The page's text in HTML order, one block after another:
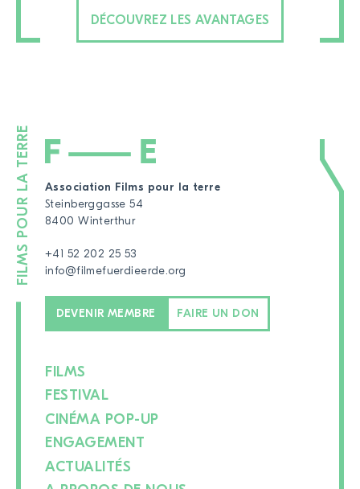
DÉCOUVREZ LES AVANTAGES
Association Films pour la terre
Steinberggasse 54
8400 Winterthur
+41 52 202 25 53
info@filmefuerdieerde.org
DEVENIR MEMBRE FAIRE UN DON
FILMS
FESTIVAL
CINÉMA POP-UP
ENGAGEMENT
ACTUALITÉS